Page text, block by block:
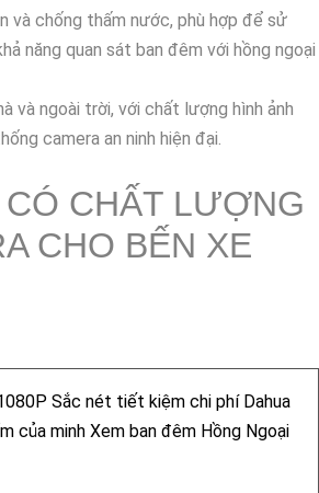
và chống thấm nước, phù hợp để sử
năng quan sát ban đêm với hồng ngoại
và ngoài trời, với chất lượng hình ảnh
camera an ninh hiện đại.
CHẤT LƯỢNG
CHO BẾN XE
Sắc nét tiết kiệm chi phí Dahua
của minh Xem ban đêm Hồng Ngoại